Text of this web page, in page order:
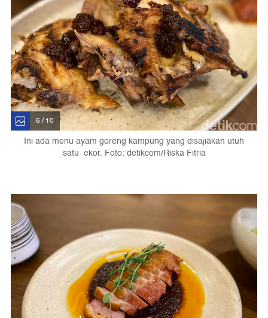
6 / 10
Ini ada menu ayam goreng kampung yang disajiakan utuh
satu ekor. Foto: detikcom/Riska Fitria